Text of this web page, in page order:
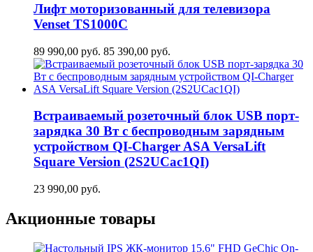
Лифт моторизованный для телевизора
Venset TS1000C
89 990,00 руб. 85 390,00 руб.
Встраиваемый розеточный блок USB порт-
зарядка 30 Вт c беспроводным зарядным
устройством QI-Charger ASA VersaLift
Square Version (2S2UCaс1QI)
23 990,00 руб.
Акционные товары